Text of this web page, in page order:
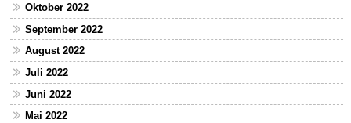
Oktober 2022
September 2022
August 2022
Juli 2022
Juni 2022
Mai 2022